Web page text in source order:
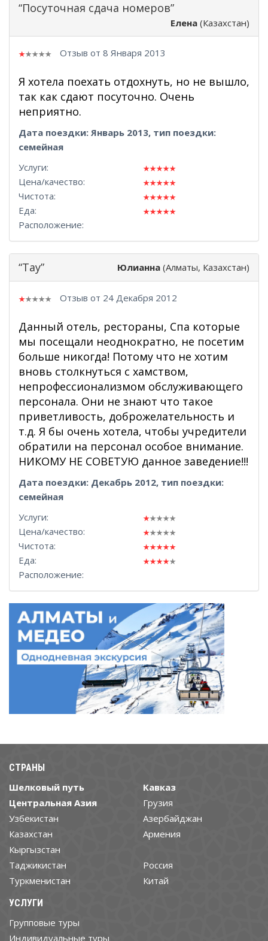
“Посуточная сдача номеров”
Елена (Казахстан)
Отзыв от 8 Января 2013
Я хотела поехать отдохнуть, но не вышло,
так как сдают посуточно. Очень
неприятно.
Дата поездки: Январь 2013, тип поездки:
семейная
Услуги:
Цена/качество:
Чистота:
Еда:
Расположение:
“Тау” Юлианна (Алматы, Казахстан)
Отзыв от 24 Декабря 2012
Данный отель, рестораны, Спа которые
мы посещали неоднократно, не посетим
больше никогда! Потому что не хотим
вновь столкнуться с хамством,
непрофессионализмом обслуживающего
персонала. Они не знают что такое
приветливость, доброжелательность и
т.д. Я бы очень хотела, чтобы учредители
обратили на персонал особое внимание.
НИКОМУ НЕ СОВЕТУЮ данное заведение!!!
Дата поездки: Декабрь 2012, тип поездки:
семейная
Услуги:
Цена/качество:
Чистота:
Еда:
Расположение:
СТРАНЫ
Шелковый путь
Центральная Азия
Узбекистан
Казахстан
Кыргызстан
Таджикистан
Туркменистан
Кавказ
Грузия
Азербайджан
Армения
Россия
Китай
УСЛУГИ
Групповые туры
Индивидуальные туры